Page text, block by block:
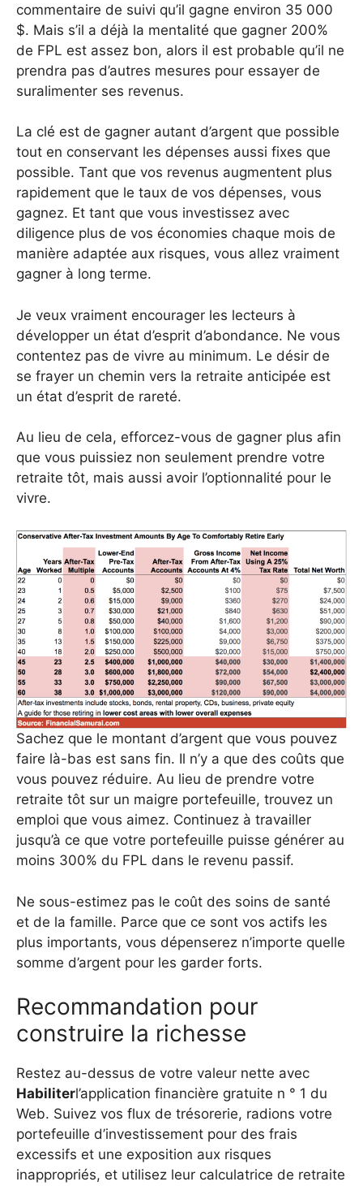
commentaire de suivi qu’il gagne environ 35 000
$. Mais s’il a déjà la mentalité que gagner 200%
de FPL est assez bon, alors il est probable qu’il ne
prendra pas d’autres mesures pour essayer de
suralimenter ses revenus.
La clé est de gagner autant d’argent que possible
tout en conservant les dépenses aussi fixes que
possible. Tant que vos revenus augmentent plus
rapidement que le taux de vos dépenses, vous
gagnez. Et tant que vous investissez avec
diligence plus de vos économies chaque mois de
manière adaptée aux risques, vous allez vraiment
gagner à long terme.
Je veux vraiment encourager les lecteurs à
développer un état d’esprit d’abondance. Ne vous
contentez pas de vivre au minimum. Le désir de
se frayer un chemin vers la retraite anticipée est
un état d’esprit de rareté.
Au lieu de cela, efforcez-vous de gagner plus afin
que vous puissiez non seulement prendre votre
retraite tôt, mais aussi avoir l’optionnalité pour le
vivre.
Sachez que le montant d’argent que vous pouvez
faire là-bas est sans fin. Il n’y a que des coûts que
vous pouvez réduire. Au lieu de prendre votre
retraite tôt sur un maigre portefeuille, trouvez un
emploi que vous aimez. Continuez à travailler
jusqu’à ce que votre portefeuille puisse générer au
moins 300% du FPL dans le revenu passif.
Ne sous-estimez pas le coût des soins de santé
et de la famille. Parce que ce sont vos actifs les
plus importants, vous dépenserez n’importe quelle
somme d’argent pour les garder forts.
Recommandation pour
construire la richesse
Restez au-dessus de votre valeur nette avec
Habiliterl’application financière gratuite n ° 1 du
Web. Suivez vos flux de trésorerie, radions votre
portefeuille d’investissement pour des frais
excessifs et une exposition aux risques
inappropriés, et utilisez leur calculatrice de retraite